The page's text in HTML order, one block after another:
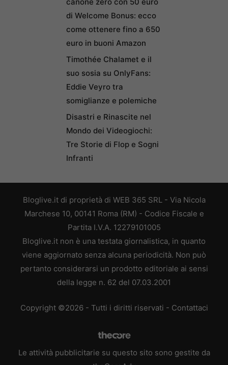
di Welcome Bonus: ecco
come ottenere fino a 650
euro in buoni Amazon
Timothée Chalamet e il
suo sosia su OnlyFans:
Eddie Veyro tra
somiglianze e polemiche
Disastri e Rinascite nel
Mondo dei Videogiochi:
Tre Storie di Flop e Sogni
Infranti
Bloglive.it di proprietà di WEB 365 SRL - Via Nicola
Marchese 10, 00141 Roma (RM) - Codice Fiscale e
Partita I.V.A. 12279101005
Bloglive.it non è una testata giornalistica, in quanto
viene aggiornato senza alcuna periodicità. Non può
pertanto considerarsi un prodotto editoriale ai sensi
della legge n. 62 del 07.03.2001
Copyright ©2026 - Tutti i diritti riservati - Contattaci
Le attività pubblicitarie su questo sito sono gestite da